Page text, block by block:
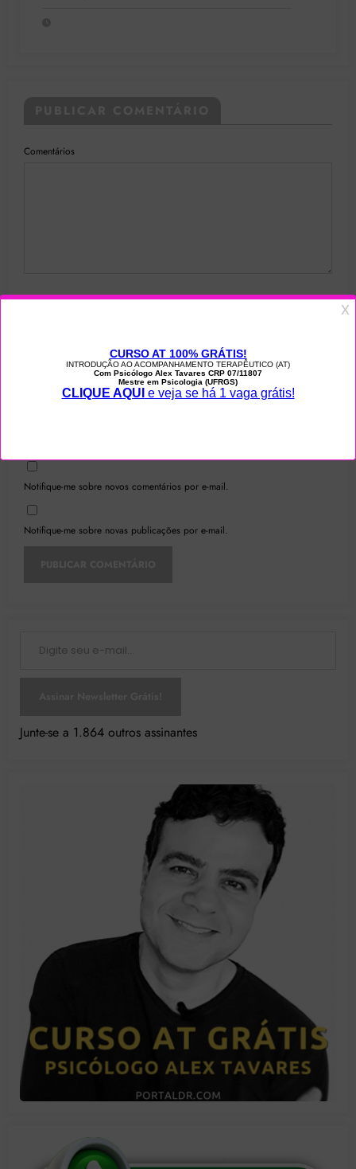
Comentários
Nome
Notifique-me sobre novos comentários por e-mail.
Notifique-me sobre novas publicações por e-mail.
Junte-se a 1.864 outros assinantes